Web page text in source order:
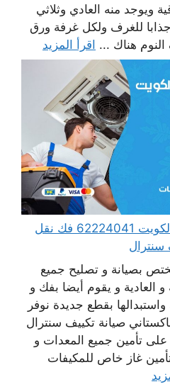
ويوجد منه العادي وثلاثي
للغرف ولكل غرفة ورق
النوم هناك ... اقرأ المزيد
فني تكييف مركزي هندي الكويت 62224041 فك نقل
سنترال
بصيانة و تصليح جميع
العادية و يقوم أيضا بفك و
بقطع جديدة نوفر
صيانة تكييف سنترال
على تأمين جميع المعدات و
غاز خاص للمكيفات